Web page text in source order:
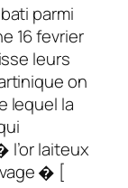
parmi
16 fevrier
leurs
on
lequel la
laiteux
� [